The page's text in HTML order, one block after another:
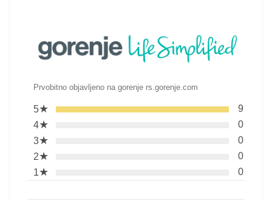
Prvobitno objavljeno na gorenje rs.gorenje.com
5★
9
4★
0
3★
0
2★
0
1★ 0